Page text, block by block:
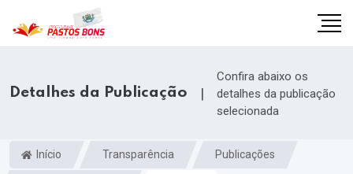
Detalhes da Publicação |
Confira abaixo os
detalhes da publicação
selecionada
Início Transparência Publicações